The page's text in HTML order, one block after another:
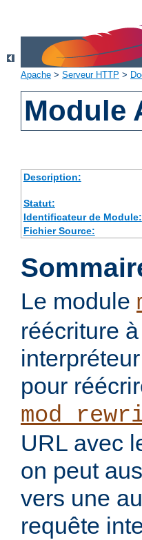
Apache > Serveur HTTP >
Module
Description:
Statut:
Identificateur de Module:
Fichier Source:
Le module
réécriture
pour
URL avec
on peut
vers une
requête